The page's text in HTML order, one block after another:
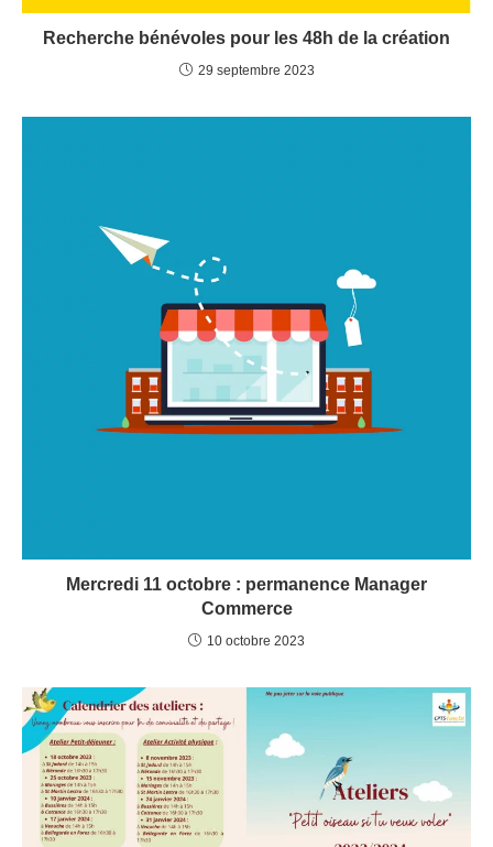
Recherche bénévoles pour les 48h de la création
29 septembre 2023
Mercredi 11 octobre : permanence Manager
Commerce
10 octobre 2023